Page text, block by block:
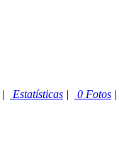
| Estatísticas | 0 Fotos